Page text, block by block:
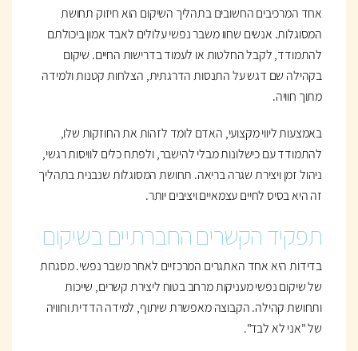
אחד המרכיבים החשובים בתהליך השיקום הוא חיזוק תחושת
המסוגלות. אנשים שחוו משבר נפשי עלולים לאבד אמון ביכולתם
להתמודד, לקבל החלטות או לעמוד בדרישות החיים. שיקום
בקהילה שם דגש על התנסות הדרגתית, הצלחות קטנות ולמידה
מתוך חוויה.
באמצעות ליווי מקצועי, האדם לומד לזהות את החוזקות שלו,
להתמודד עם כישלונות מבלי להישבר, ולפתח כלים לוויסות רגשי,
ניהול זמן ויצירת שגרה בריאה. תחושת המסוגלות שנבנית בתהליך
זה היא בסיס לחיים עצמאיים ויציבים יותר.
תפקיד הקשרים החברתיים בשיקום
בדידות היא אחד האתגרים המרכזיים לאחר משבר נפשי. מסגרות
של שיקום נפשי מעניקות מרחב בטוח ליצירת קשרים, שייכות
ותחושת קהילה. הקבוצה מאפשרת שיתוף, למידה הדדית וחוויה
של "אני לא לבד".